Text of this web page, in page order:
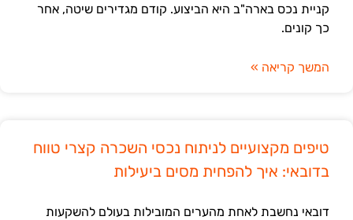
קניית נכס בארה"ב היא הביצוע. קודם מגדירים שיטה, אחר
כך קונים.
המשך קריאה »
טיפים מקצועיים לניתוח נכסי השכרה קצרי טווח
בדובאי: איך להפחית מסים ביעילות
דובאי נחשבת לאחת מהערים המובילות בעולם להשקעות